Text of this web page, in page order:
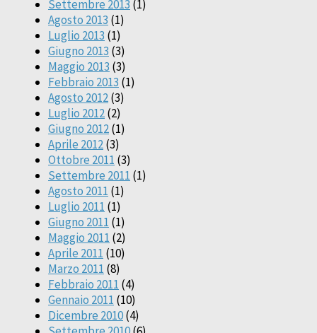
Settembre 2013 (1)
Agosto 2013 (1)
Luglio 2013 (1)
Giugno 2013 (3)
Maggio 2013 (3)
Febbraio 2013 (1)
Agosto 2012(3)
Luglio 2012(2)
Giugno 2012(1)
Aprile 2012(3)
Ottobre 2011 (3)
Settembre 2011 (1)
Agosto 2011 (1)
Luglio 2011 (1)
Giugno 2011 (1)
Maggio 2011 (2)
Aprile 2011 (10)
Marzo 2011 (8)
Febbraio 2011 (4)
Gennaio 2011 (10)
Dicembre 2010(4)